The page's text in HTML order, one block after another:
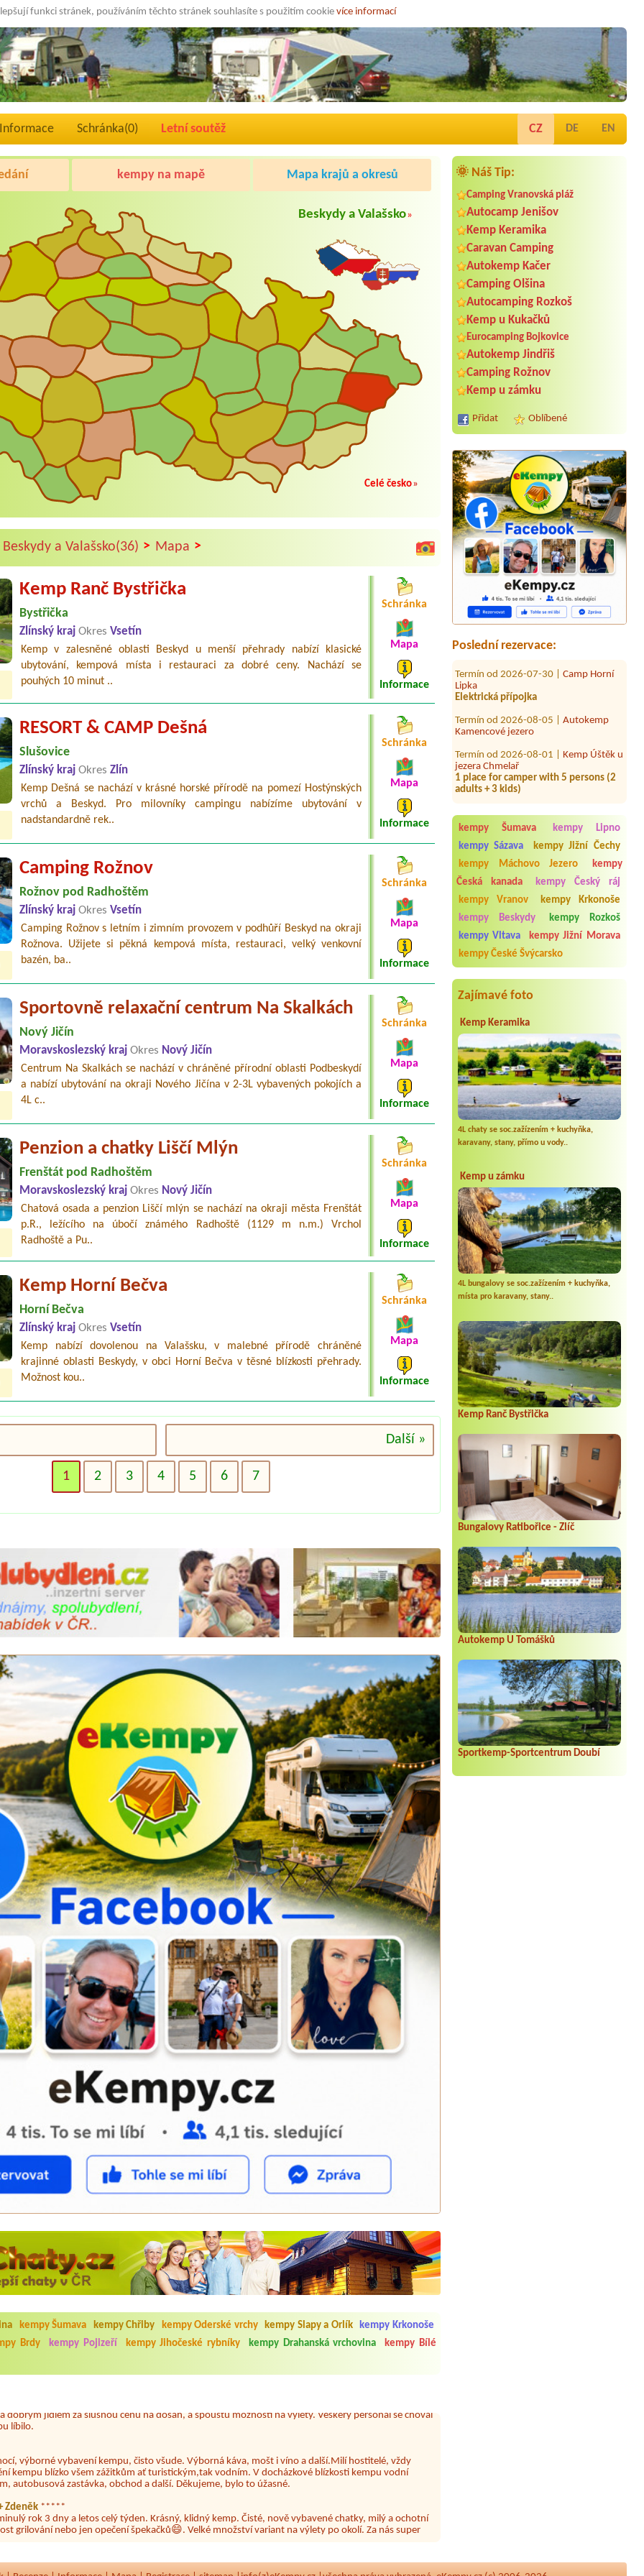
funkci stránek, používáním těchto stránek souhlasíte s použitím cookie více informací
Informace Schránka(0) Letní soutěž CZ DE EN
🌞 Náš Tip:
Camping Vranovská pláž
Autocamp Jenišov
Kemp Keramika
Caravan Camping
Autokemp Kačer
Camping Olšina
Autocamping Rozkoš
Kemp u Kukačků
Eurocamping Bojkovice
Autokemp Jindřiš
Camping Rožnov
Kemp u zámku
Přidat Oblíbené
Poslední rezervace:
Termín od 2026-08-08 |Tábořiště
Leskovec
Stan 2 osoby u vody
Termín od 2026-07-31 |Autokemp
Jezero
1misto u vody karavan +auto
Elektrická přípojka
Termín od 2026-08-05 |
Termín od 2026-08-01 |
1 place for camper with 5 persons (2
adults + 3 kids)
Termín od 2026-08-07 |
4L pokoj s kuchyňkou, nebo 4 lůžák
Termín od 2026-08-05 |
ATC Šlechtův
palouk
1x 3L
Termín od 2026-08-01 |Autokemp
Ždáň
1 místo pro stan + 1 auto + 3 osoby + 1
dítě + 2 psy
Termín od 2026-08-12 |
penzion Harasov
1xZelt für 4 Personen 1 Auto
Termín od 2026-07-24 |
chatka pro 2 osoby + pes
kempy Šumava
kempy Lipno
kempy Sázava
kempy Jižní Čechy
kempy Máchovo Jezero
kempy
Česká kanada
kempy Český ráj
kempy Vranov
kempy Krkonoše
kempy Beskydy
kempy Rozkoš
kempy Vltava
kempy Jižní Morava
kempy České Švýcarsko
Zajímavé foto
Kemp Keramika
4L chaty se soc.zažízením + kuchyňka,
karavany, stany, přímo u vody..
Kemp u zámku
4L bungalovy se soc.zažízením + kuchyňka,
místa pro karavany, stany..
Kemp Ranč Bystřička
Bungalovy Ratibořice - Zlíč
Autokemp U Tomášků
Sportkemp-Sportcentrum Doubí
kempy na mapě Mapa krajů a okresů
Beskydy a Valašsko»
Celé česko»
a Valašsko(36) > Mapa >
Kemp Ranč Bystřička
Bystřička
Zlínský krajOkres Vsetín
Kemp v zalesněné oblasti Beskyd u menší přehrady nabízí klasické
ubytování, kempová místa i restauraci za dobré ceny. Nachází se
pouhých 10 minut ..
Schránka
Mapa
Informace
RESORT & CAMP Dešná
Slušovice
Zlínský krajOkres Zlín
Kemp Dešná se nachází v krásné horské přírodě na pomezí Hostýnských
vrchů a Beskyd. Pro milovníky campingu nabízíme ubytování v
nadstandardně rek..
Schránka
Mapa
Informace
Camping Rožnov
Rožnov pod Radhoštěm
Zlínský krajOkres Vsetín
Camping Rožnov s letním i zimním provozem v podhůří Beskyd na okraji
Rožnova. Užijete si pěkná kempová místa, restauraci, velký venkovní
bazén, ba..
Schránka
Mapa
Informace
Sportovně relaxační centrum Na Skalkách
Nový Jičín
Moravskoslezský krajOkres Nový Jičín
Centrum Na Skalkách se nachází v chráněné přírodní oblasti Podbeskydí
a nabízí ubytování na okraji Nového Jičína v 2-3L vybavených pokojích a
4L c..
Schránka
Mapa
Informace
Penzion a chatky Liščí Mlýn
Frenštát pod Radhoštěm
Moravskoslezský krajOkres Nový Jičín
Chatová osada a penzion Liščí mlýn se nachází na okraji města Frenštát
p.R., ležícího na úbočí známého Radhoště (1129 m n.m.) Vrchol
Radhoště a Pu..
Schránka
Mapa
Informace
Kemp Horní Bečva
Horní Bečva
Zlínský krajOkres Vsetín
Kemp nabízí dovolenou na Valašsku, v malebné přírodě chráněné
krajinné oblasti Beskydy, v obci Horní Bečva v těsné blízkosti přehrady.
Možnost kou..
Schránka
Mapa
Informace
Další »
1 2 3 4 5 6 7
kempy Šumava kempy Chřiby kempy Oderské vrchy kempy Slapy a Orlík
kempy Krkonoše
Brdy kempy Pojizeří kempy Jihočeské rybníky kempy Drahanská vrchovina
kempy Bílé
do 1.8. 2026. Kemp jako takový je pěkný. V umývárně i na WC bylo vždy čisto, doplněný papír i
není samozřejmost. V kempu je obchod a restaurace, kebab a další občerstvení. Co nás ale
hluk z repráků u stanů a absolutní bezohlednost ostatních ubytovaných. Přes den jsem si připadala
hrála jiná hudba.Kemp pěkný, ale takový rámus jsme ještě nezažili...
dobrým jídlem za slušnou cenu na dosah, a spoustu možností na výlety. Veškerý personál se choval
výborné vybavení kempu, čisto všude. Výborná káva, mošt i víno a další.Milí hostitelé, vždy
kempu blízko všem zážitkům ať turistickým,tak vodním. V docházkové blízkosti kempu vodní
autobusová zastávka, obchod a další. Děkujeme, bylo to úžasné.
Zdeněk*****
rok 3 dny a letos celý týden. Krásný, klidný kemp. Čisté, nově vybavené chatky, milý a ochotní
grilování nebo jen opečení špekačků😄. Velké množství variant na výlety po okolí. Za nás super